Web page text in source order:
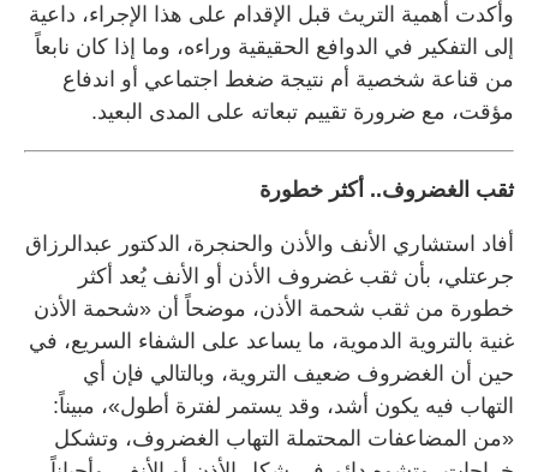
وأكدت أهمية التريث قبل الإقدام على هذا الإجراء، داعية
إلى التفكير في الدوافع الحقيقية وراءه، وما إذا كان نابعاً
من قناعة شخصية أم نتيجة ضغط اجتماعي أو اندفاع
مؤقت، مع ضرورة تقييم تبعاته على المدى البعيد.
ثقب الغضروف.. أكثر خطورة
أفاد استشاري الأنف والأذن والحنجرة، الدكتور عبدالرزاق
جرعتلي، بأن ثقب غضروف الأذن أو الأنف يُعد أكثر
خطورة من ثقب شحمة الأذن، موضحاً أن «شحمة الأذن
غنية بالتروية الدموية، ما يساعد على الشفاء السريع، في
حين أن الغضروف ضعيف التروية، وبالتالي فإن أي
التهاب فيه يكون أشد، وقد يستمر لفترة أطول»، مبيناً:
«من المضاعفات المحتملة التهاب الغضروف، وتشكل